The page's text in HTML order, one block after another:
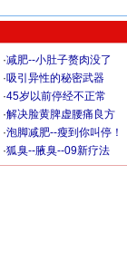
·减肥--小肚子赘肉没了
·吸引异性的秘密武器
·45岁以前停经不正常
·解决脸黄脾虚腰痛良方
·泡脚减肥--瘦到你叫停！
·狐臭--腋臭--09新疗法